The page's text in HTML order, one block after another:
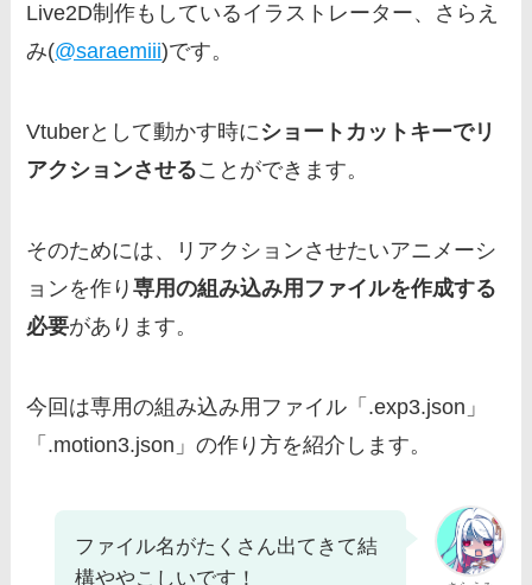
Live2D制作もしているイラストレーター、さらえ
み(@saraemiii)です。
Vtuberとして動かす時に ショートカットキーでリ
アクションさせることができます。
そのためには、リアクションさせたいアニメーシ
ョンを作り専用の組み込み用ファイルを作成する
必要があります。
今回は専用の組み込み用ファイル「.exp3.json」
「.motion3.json」の作り方を紹介します。
ファイル名がたくさん出てきて結
構ややこしいです！